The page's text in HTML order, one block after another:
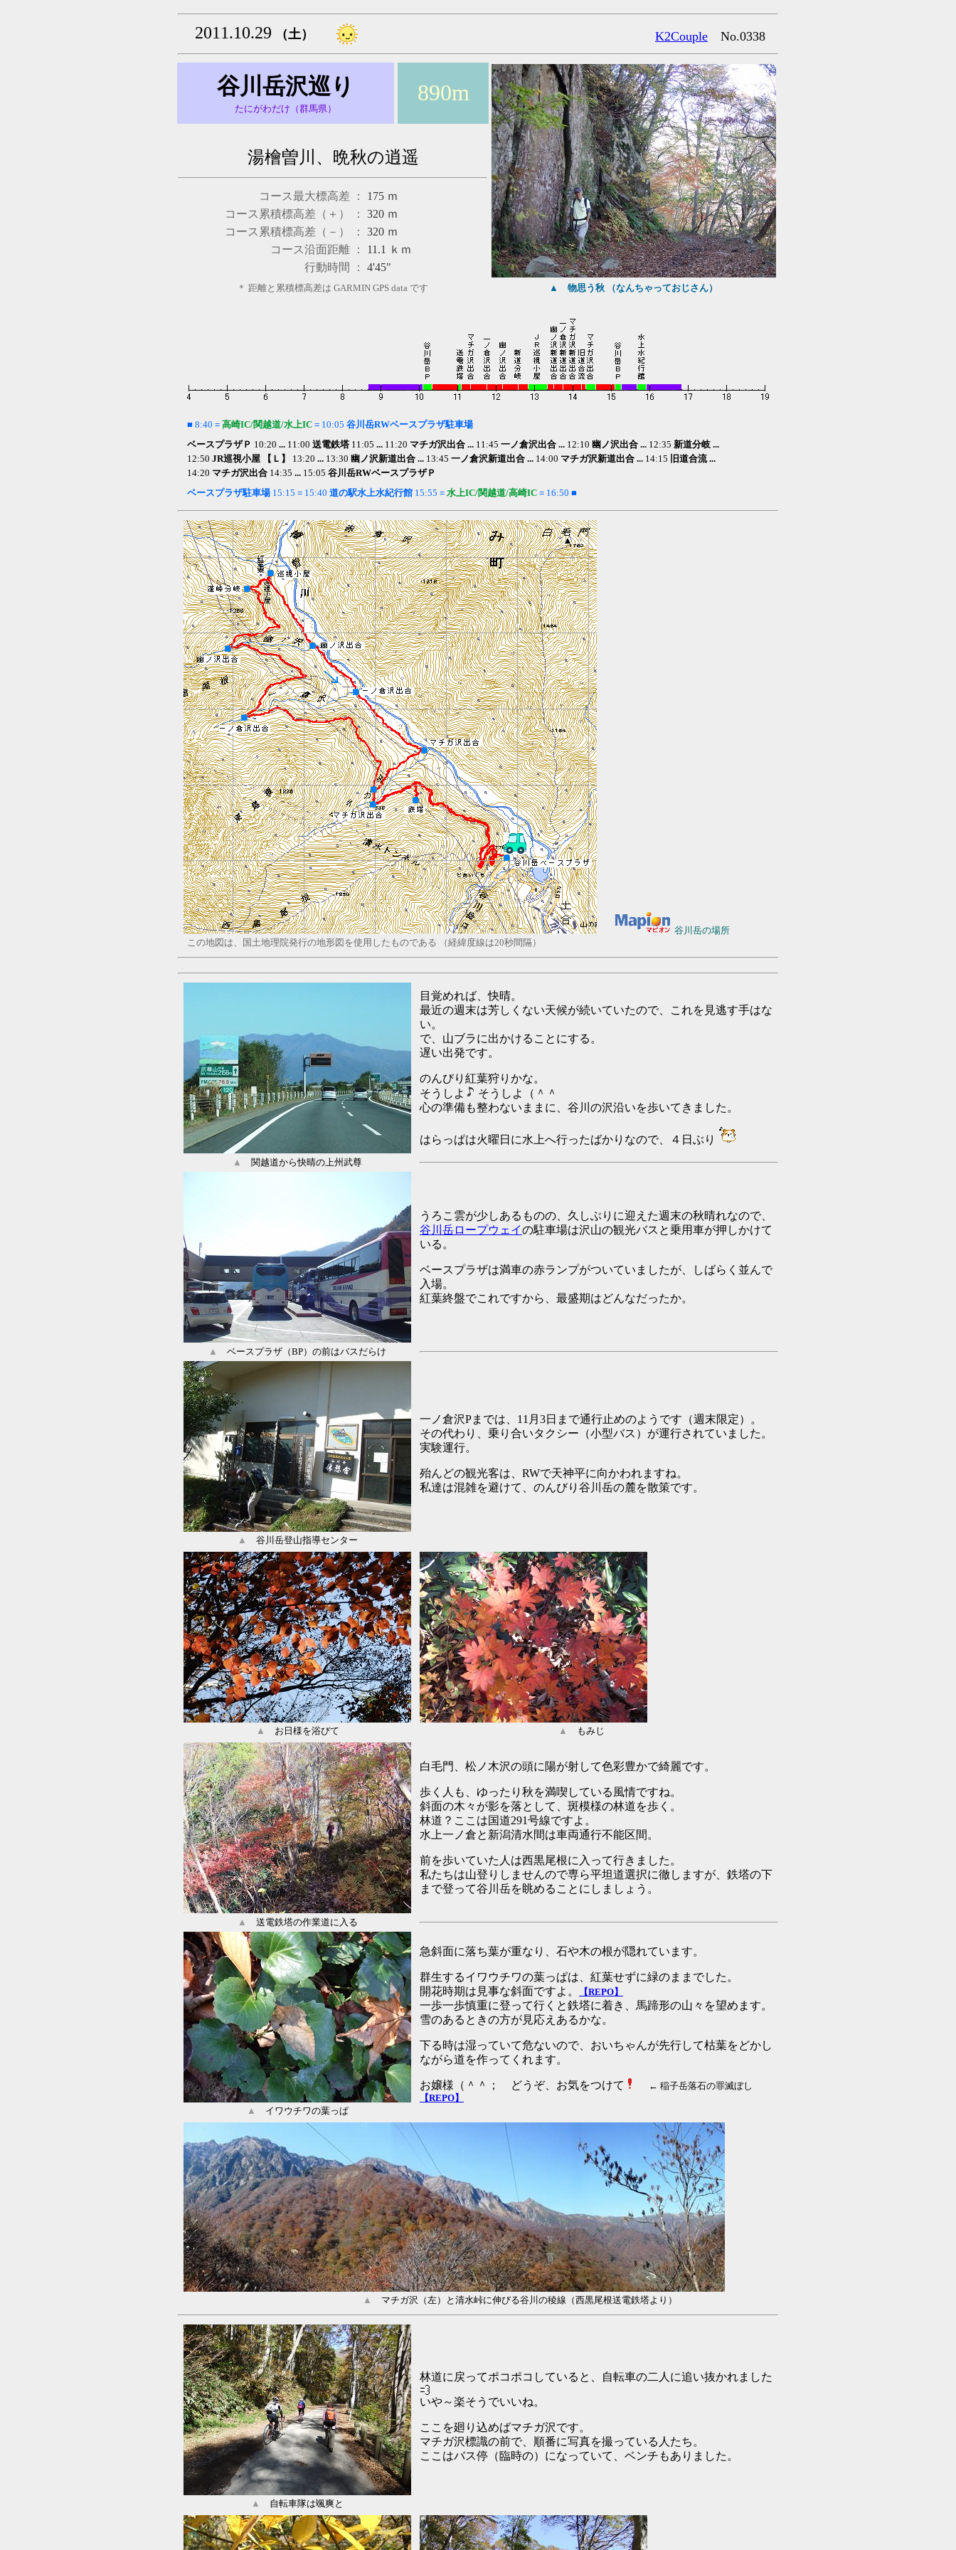
2011.10.29 （土） K2Couple No.0338
谷川岳沢巡り
たにがわだけ（群馬県）
890m
湯檜曽川、晩秋の逍遥
コース最大標高差 ： 175 ｍ
コース累積標高差（＋） ：
320 ｍ
コース累積標高差（－） ：
320 ｍ
コース沿面距離 ：
11.1
ｋｍ
行動時間 ：
4'45"
＊ 距離と累積標高差は GARMIN GPS data です ▲ 物思う秋 （なんちゃっておじさん）
■ 8:40 = 高崎IC/関越道/水上IC = 10:05 谷川岳RWベースプラザ駐車場
ベースプラザＰ 10:20 ... 11:00 送電鉄塔 11:05 ... 11:20 マチガ沢出合 ... 11:45 一ノ倉沢出合 ... 12:10 幽ノ沢出合 ... 12:35 新道分岐 ...
12:50 JR巡視小屋 【Ｌ】 13:20 ... 13:30 幽ノ沢新道出合 ... 13:45 一ノ倉沢新道出合 ... 14:00 マチガ沢新道出合 ... 14:15
旧道合流 ...
14:20 マチガ沢出合 14:35 ... 15:05 谷川岳RWベースプラザＰ
ベースプラザ駐車場 15:15 = 15:40 道の駅水上水紀行館 15:55 = 水上IC/関越道/高崎IC = 16:50 ■
谷川岳の場所
この地図は、国土地理院発行の地形図を使用したものである （経緯度線は20秒間隔）
目覚めれば、快晴。
最近の週末は芳しくない天候が続いていたので、これを見逃す手はな
い。
で、山ブラに出かけることにする。
遅い出発です。
のんびり紅葉狩りかな。
そうしよ
そうしよ（＾＾
心の準備も整わないままに、谷川の沢沿いを歩いてきました。
はらっぱは火曜日に水上へ行ったばかりなので、４日ぶり
▲ 関越道から快晴の上州武尊
うろこ雲が少しあるものの、久しぶりに迎えた週末の秋晴れなので、
谷川岳ロープウェイの駐車場は沢山の観光バスと乗用車が押しかけて
いる。
ベースプラザは満車の赤ランプがついていましたが、しばらく並んで
入場。
紅葉終盤でこれですから、最盛期はどんなだったか。
▲ ベースプラザ（BP）の前はバスだらけ
一ノ倉沢Pまでは、11月3日まで通行止めのようです（週末限定）。
その代わり、乗り合いタクシー（小型バス）が運行されていました。
実験運行。
殆んどの観光客は、RWで天神平に向かわれますね。
私達は混雑を避けて、のんびり谷川岳の麓を散策です。
▲ 谷川岳登山指導センター
▲ お日様を浴びて ▲ もみじ
白毛門、松ノ木沢の頭に陽が射して色彩豊かで綺麗です。
歩く人も、ゆったり秋を満喫している風情ですね。
斜面の木々が影を落として、斑模様の林道を歩く。
林道？ここは国道291号線ですよ。
水上一ノ倉と新潟清水間は車両通行不能区間。
前を歩いていた人は西黒尾根に入って行きました。
私たちは山登りしませんので専ら平坦道選択に徹しますが、鉄塔の下
まで登って谷川岳を眺めることにしましょう。
▲ 送電鉄塔の作業道に入る
急斜面に落ち葉が重なり、石や木の根が隠れています。
群生するイワウチワの葉っぱは、紅葉せずに緑のままでした。
開花時期は見事な斜面ですよ。
【REPO】
一歩一歩慎重に登って行くと鉄塔に着き、馬蹄形の山々を望めます。
雪のあるときの方が見応えあるかな。
下る時は湿っていて危ないので、おいちゃんが先行して枯葉をどかし
ながら道を作ってくれます。
お嬢様（＾＾； どうぞ、お気をつけて
← 稲子岳落石の罪滅ぼし
【REPO】
▲
イワウチワの葉っぱ
▲ マチガ沢（左）と清水峠に伸びる谷川の稜線（西黒尾根送電鉄塔より）
林道に戻ってポコポコしていると、自転車の二人に追い抜かれました
いや～楽そうでいいね。
ここを廻り込めばマチガ沢です。
マチガ沢標識の前で、順番に写真を撮っている人たち。
ここはバス停（臨時の）になっていて、ベンチもありました。
▲ 自転車隊は颯爽と